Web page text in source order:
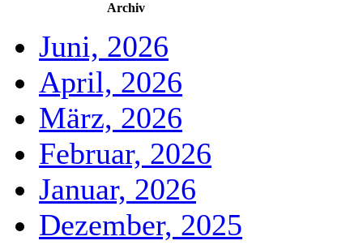
Archiv
Juni, 2026
April, 2026
März, 2026
Februar, 2026
Januar, 2026
Dezember, 2025